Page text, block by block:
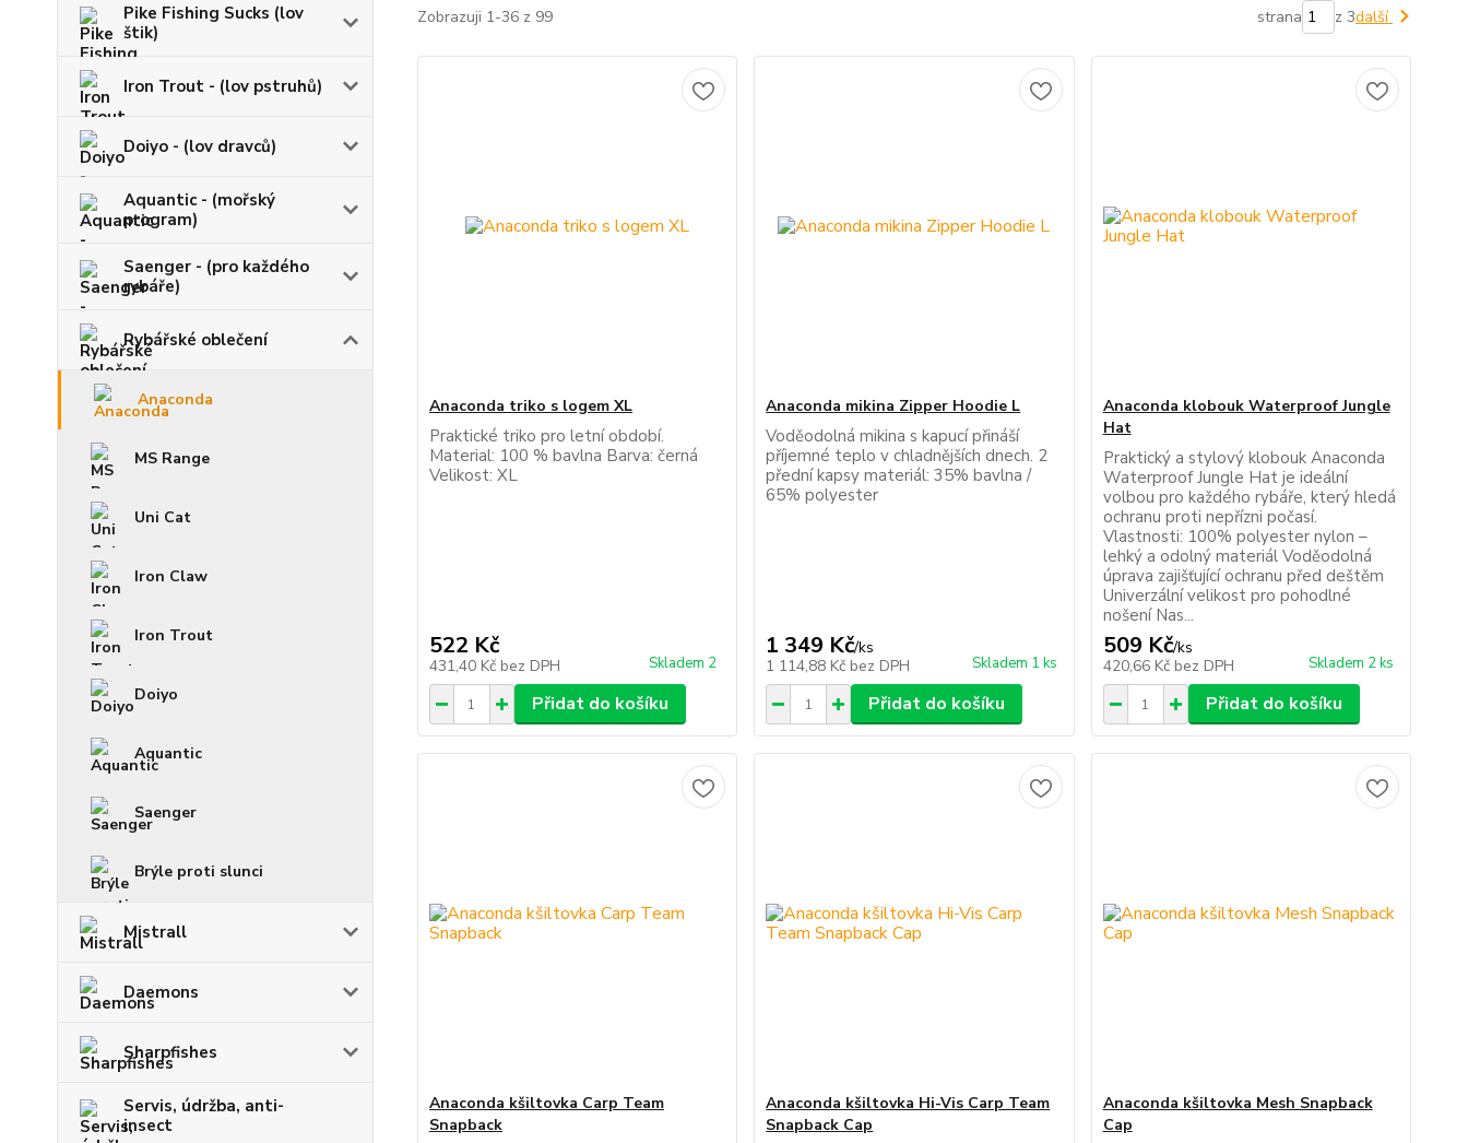
Pike Fishing Sucks (lov
štik)
Iron Trout - (lov pstruhů)
Doiyo - (lov dravců)
Aquantic - (mořský
program)
Saenger - (pro každého
rybáře)
Rybářské oblečení
Anaconda
MS Range
Uni Cat
Iron Claw
Iron Trout
Doiyo
Aquantic
Saenger
Brýle proti slunci
Mistrall
Daemons
Sharpfishes
Servis, údržba, anti-
insect
Zobrazuji 1-36 z 99 strana z 3další
Anaconda triko s logem XL
Praktické triko pro letní období.
Material: 100 % bavlna Barva: černá
Velikost: XL
522 Kč
431,40 Kč bez DPH Skladem 2
Přidat do košíku
Anaconda mikina Zipper Hoodie L
Voděodolná mikina s kapucí přináší
příjemné teplo v chladnějších dnech. 2
přední kapsy materiál: 35% bavlna /
65% polyester
1 349 Kč/ks
1 114,88 Kč bez DPH Skladem 1 ks
Přidat do košíku
Anaconda klobouk Waterproof Jungle
Hat
Praktický a stylový klobouk Anaconda
Waterproof Jungle Hat je ideální
volbou pro každého rybáře, který hledá
ochranu proti nepřízni počasí.
Vlastnosti: 100% polyester nylon –
lehký a odolný materiál Voděodolná
úprava zajišťující ochranu před deštěm
Univerzální velikost pro pohodlné
nošení Nas...
509 Kč/ks
420,66 Kč bez DPH Skladem 2 ks
Přidat do košíku
Anaconda kšiltovka Carp Team
Snapback
Anaconda kšiltovka Hi-Vis Carp Team
Snapback Cap
Anaconda kšiltovka Mesh Snapback
Cap